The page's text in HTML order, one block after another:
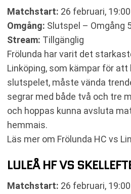
Matchstart: 26 februari, 19:00
Omgång: Slutspel – Omgång
Stream: Tillgänglig
Frölunda har varit det
Linköping, som kämpar för att
slutspelet, måste vända
segrar med både två och tre
och hoppas kunna avsluta
hemmais.
Läs mer om Frölunda HC vs
LULEÅ HF VS
Matchstart: 26 februari, 19:00